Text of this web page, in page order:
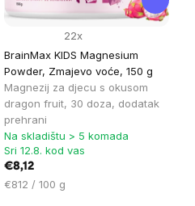
BrainMax KIDS Magnesium
Powder, Zmajevo voće, 150 g
Magnezij za djecu s okusom
dragon fruit, 30 doza, dodatak
prehrani
22x
Na skladištu > 5 komada
Sri 12.8. kod vas
€8,12
Cijena
€812 / 100 g